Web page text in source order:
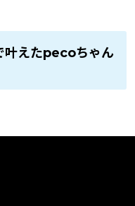
叶えたpecoちゃん